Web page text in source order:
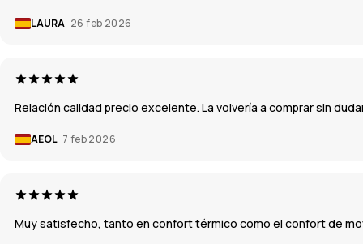
LAURA 26 feb 2026
Relación calidad precio excelente. La volvería a comprar sin
AEOL 7 feb 2026
Muy satisfecho, tanto en confort térmico como el confort de